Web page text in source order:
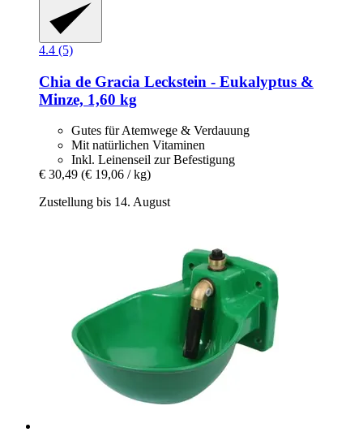
4.4 (5)
Chia de Gracia Leckstein -​ Eukalyptus &
Minze, 1,60 kg
Gutes für Atemwege & Verdauung
Mit natürlichen Vitaminen
Inkl. Leinenseil zur Befestigung
€ 30,49 (€ 19,06 / kg)
Zustellung bis 14. August